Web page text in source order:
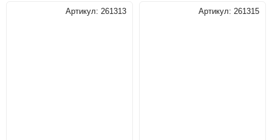
Артикул: 261313 Артикул: 261315